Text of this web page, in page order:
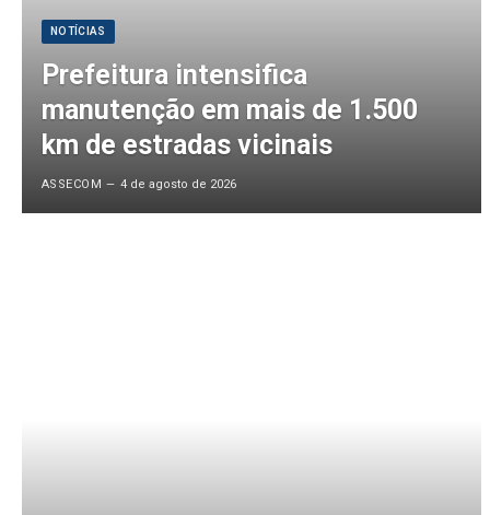
NOTÍCIAS
Prefeitura intensifica
manutenção em mais de 1.500
km de estradas vicinais
ASSECOM 4 de agosto de 2026